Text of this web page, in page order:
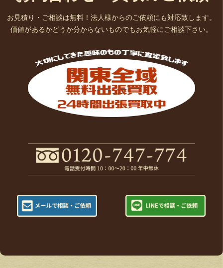
お見積り・ご相談は無料！法人様からのご依頼にも対応致します。
価値があるかどうか分からないものでもお気軽にご相談下さい。